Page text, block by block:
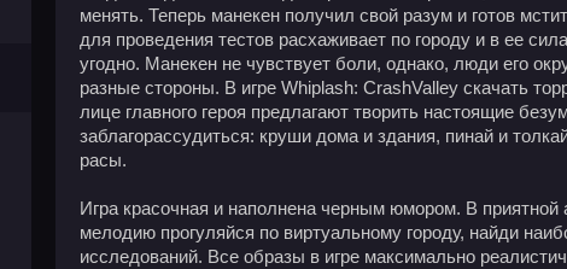
менять. Теперь манекен получил свой разум и готов
для проведения тестов расхаживает по городу и в ее
угодно. Манекен не чувствует боли, однако, люди его
разные стороны. В игре Whiplash: CrashValley скачать
лице главного героя предлагают творить настоящие
заблагорассудиться: круши дома и здания, пинай и
расы.
Игра красочная и наполнена черным юмором. В
мелодию прогуляйся по виртуальному городу, найди
исследований. Все образы в игре максимально